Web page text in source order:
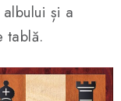
și a
tablă.